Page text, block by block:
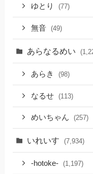
ゆとり (77)
無音 (49)
あらなるめい
あらき (98)
なるせ (113)
めいちゃん (257)
いれいす (7,934)
-hotoke- (1,197)